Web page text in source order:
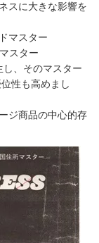
スに大きな影響を
マスター
スター
し、そのマスター
性も高めまし
ジ商品の中心的存